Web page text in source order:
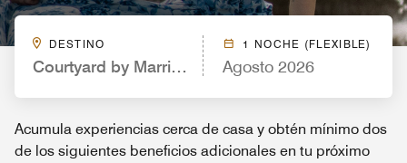
DESTINO
Courtyard by Marriott Fort Lauderdale Coral
1 NOCHE (FLEXIBLE)
Agosto 2026
Acumula experiencias cerca de casa y obtén mínimo dos
de los siguientes beneficios adicionales en tu próximo